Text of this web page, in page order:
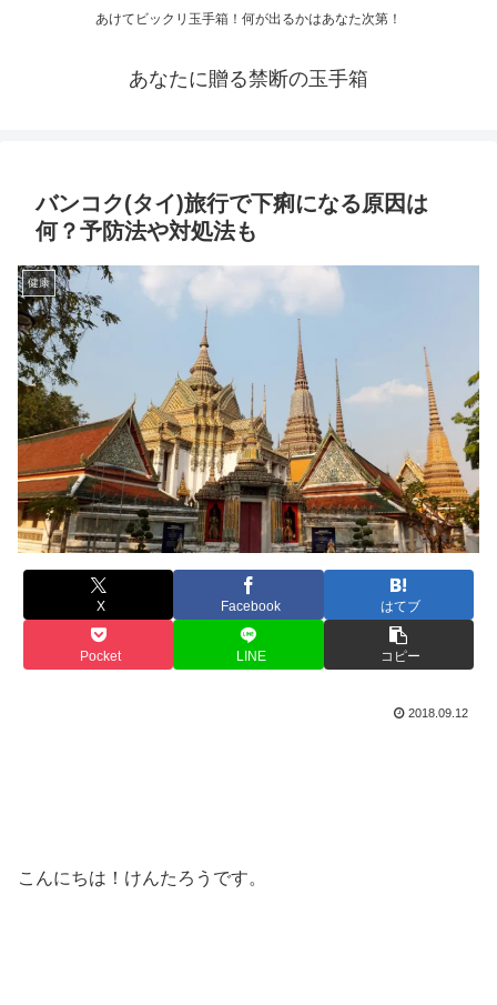
あけてビックリ玉手箱！何が出るかはあなた次第！
あなたに贈る禁断の玉手箱
バンコク(タイ)旅行で下痢になる原因は
何？予防法や対処法も
健康
X Facebook はてブ
Pocket LINE コピー
2018.09.12
こんにちは！けんたろうです。